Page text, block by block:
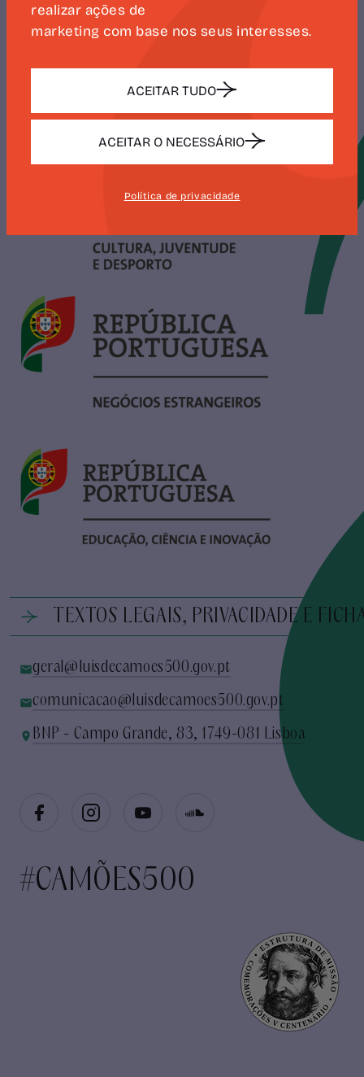
SUBSCREVER
TEXTOS LEGAIS, PRIVACIDADE E
geral@luisdecamoes500.gov.pt
comunicacao@luisdecamoes500.gov.pt
BNP - Campo Grande, 83, 1749-081 Lisboa
#CAMÕES500
realizar ações de
marketing com base nos seus interesses.
ACEITAR TUDO
ACEITAR O NECESSÁRIO
Política de privacidade